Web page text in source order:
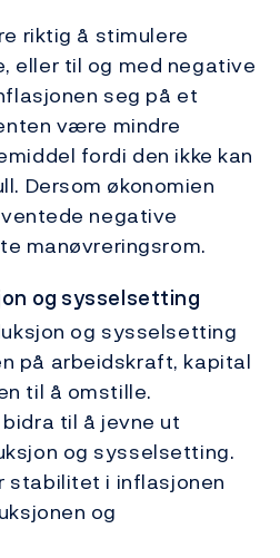
riktig å stimulere
eller til og med negative
seg på et
være mindre
fordi den ikke kan
Dersom økonomien
negative
manøvreringsrom.
og sysselsetting
og sysselsetting
på arbeidskraft, kapital
til å omstille.
til å jevne ut
og sysselsetting.
stabilitet i inflasjonen
og